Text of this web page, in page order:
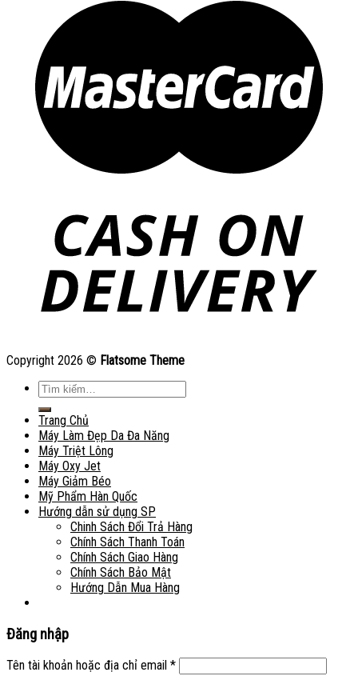
Copyright 2026 © Flatsome Theme
Tìm
kiếm:
Trang Chủ
Máy Làm Đẹp Da Đa Năng
Máy Triệt Lông
Máy Oxy Jet
Máy Giảm Béo
Mỹ Phẩm Hàn Quốc
Hướng dẫn sử dụng SP
Chinh Sách Đổi Trả Hàng
Chính Sách Thanh Toán
Chính Sách Giao Hàng
Chính Sách Bảo Mật
Hướng Dẫn Mua Hàng
Đăng nhập
Tên tài khoản hoặc địa chỉ email *